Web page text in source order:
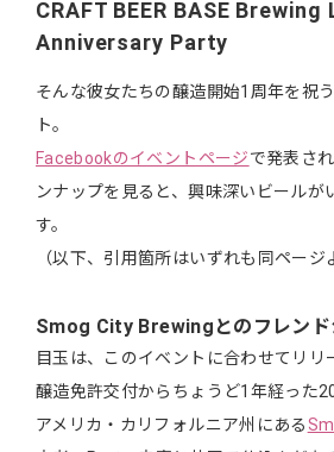
CRAFT BEER BASE
Anniversary Party
そんな彼女たちの醸造開始1周年を祝
ト。
Facebookのイベントページで発表さ
ンナップを見ると、興味深いビールが
す。
（以下、引用箇所はいずれも同ページ
Smog City Brewingとのフレンド
目玉は、このイベントに合わせてリリ
醸造免許交付からちょうど1年経った
アメリカ・カリフォルニア州にある